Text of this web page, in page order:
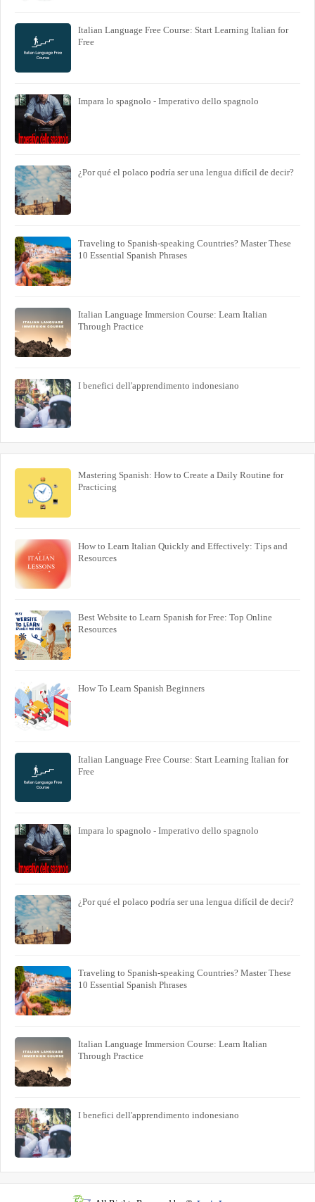
Italian Language Free Course: Start Learning Italian for
Free
Impara lo spagnolo - Imperativo dello spagnolo
¿Por qué el polaco podría ser una lengua difícil de decir?
Traveling to Spanish-speaking Countries? Master These
10 Essential Spanish Phrases
Italian Language Immersion Course: Learn Italian
Through Practice
I benefici dell'apprendimento indonesiano
Mastering Spanish: How to Create a Daily Routine for
Practicing
How to Learn Italian Quickly and Effectively: Tips and
Resources
Best Website to Learn Spanish for Free: Top Online
Resources
How To Learn Spanish Beginners
Italian Language Free Course: Start Learning Italian for
Free
Impara lo spagnolo - Imperativo dello spagnolo
¿Por qué el polaco podría ser una lengua difícil de decir?
Traveling to Spanish-speaking Countries? Master These
10 Essential Spanish Phrases
Italian Language Immersion Course: Learn Italian
Through Practice
I benefici dell'apprendimento indonesiano